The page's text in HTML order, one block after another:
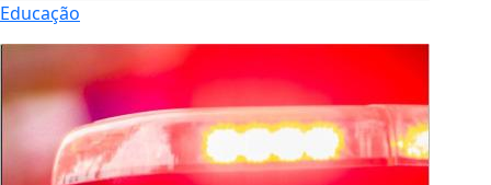
Educação